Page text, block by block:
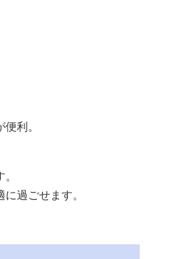
便利。
過ごせます。